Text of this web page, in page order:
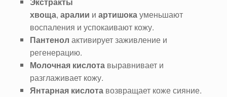
хвоща, аралии и артишокауменьшают
воспаления и успокаивают кожу.
Пантенол активирует заживление и
регенерацию.
Молочная кислота выравнивает и
разглаживает кожу.
Янтарная кислота возвращает коже сияние.